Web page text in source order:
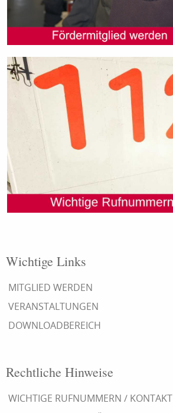
Wichtige Links
MITGLIED WERDEN
VERANSTALTUNGEN
DOWNLOADBEREICH
Rechtliche Hinweise
WICHTIGE RUFNUMMERN / KONTAKT